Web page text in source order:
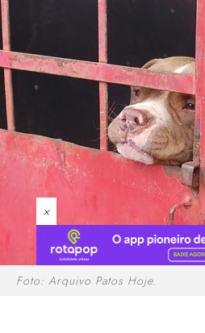
×
Foto: Arquivo Patos Hoje.